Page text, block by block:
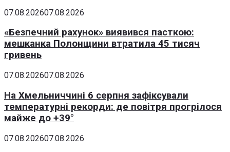
07.08.202607.08.2026
«Безпечний рахунок» виявився пасткою:
мешканка Полонщини втратила 45 тисяч
гривень
07.08.202607.08.2026
На Хмельниччині 6 серпня зафіксували
температурні рекорди: де повітря прогрілося
майже до +39°
07.08.202607.08.2026